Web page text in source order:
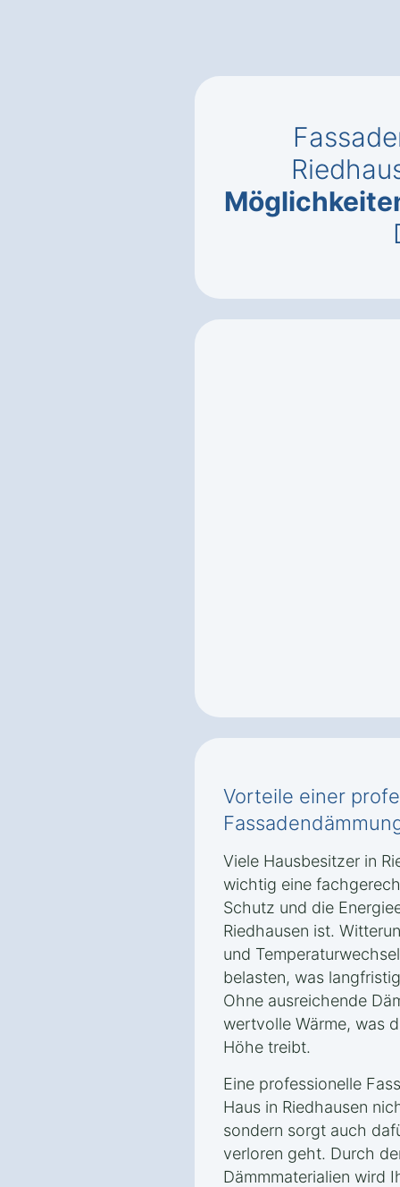
Vorteile einer
Viele Hausbesitzer in
wichtig eine
Schutz und die
Riedhausen ist.
und
belasten, was
Ohne ausreichende
wertvolle Wärme, was
Höhe treibt.
Eine professionelle
Haus in Riedhausen
sondern sorgt auch
verloren geht. Durch
Dämmmaterialien wird